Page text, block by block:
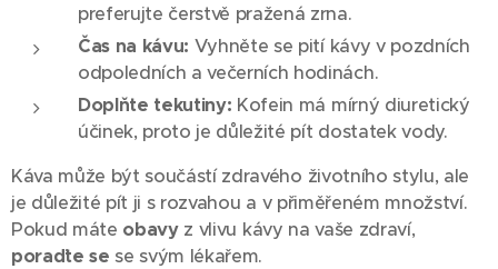
preferujte čerstvě pražená zrna.
Čas na kávu: Vyhněte se pití kávy v pozdních
odpoledních a večerních hodinách.
Doplňte tekutiny: Kofein má mírný diuretický
účinek, proto je důležité pít dostatek vody.
Káva může být součástí zdravého životního stylu, ale
je důležité pít ji s rozvahou a v přiměřeném množství.
Pokud máte obavyz vlivu kávy na vaše zdraví,
poraďte se se svým lékařem.